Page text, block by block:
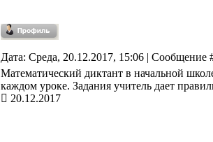
Дата: Среда, 20.12.2017, 15:06 | Сообщение
Математический диктант в начальной
каждом уроке. Задания учитель дает
20.12.2017